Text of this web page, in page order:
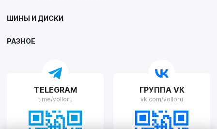
г. Липецк, улица Осипенко, д.8
VOLLO Рязань
г. Рязань, улица Островского, д.109/2
Пн-Пт с 9:00 до 20:00, Сб-Вс выходной
ШИНЫ И ДИСКИ
РАЗНОЕ
TELEGRAM
t.me/volloru
ГРУППА VK
vk.com/volloru